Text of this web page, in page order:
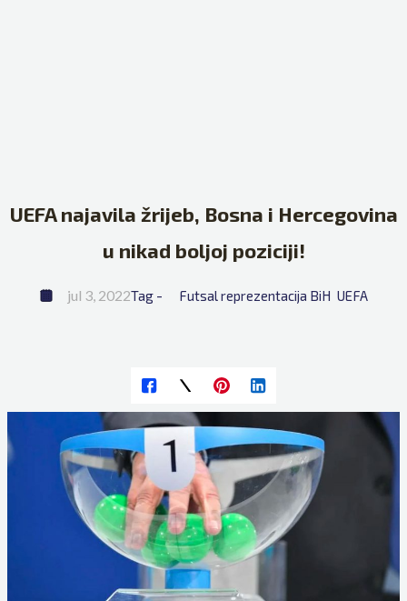
UEFA najavila žrijeb, Bosna i Hercegovina
u nikad boljoj poziciji!
jul 3, 2022Tag - Futsal reprezentacija BiH UEFA